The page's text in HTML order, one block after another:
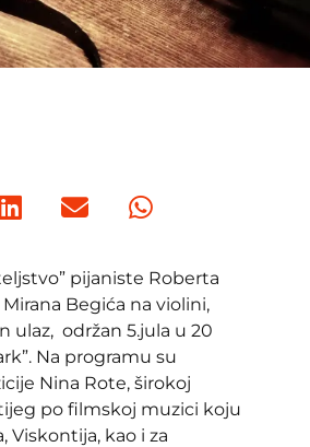
pijaniste Roberta
Begića na violini,
ulaz, održan 5.jula u 20
Na programu su
Nina Rote, širokoj
po filmskoj muzici koju
Viskontija, kao i za